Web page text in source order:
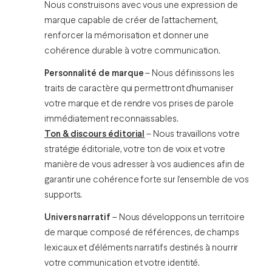
Nous construisons avec vous une expression de
marque capable de créer de l’attachement,
renforcer la mémorisation et donner une
cohérence durable à votre communication.
Personnalité de marque – Nous définissons les
traits de caractère qui permettront d’humaniser
votre marque et de rendre vos prises de parole
immédiatement reconnaissables.
Ton & discours éditorial – Nous travaillons votre
stratégie éditoriale, votre ton de voix et votre
manière de vous adresser à vos audiences afin de
garantir une cohérence forte sur l’ensemble de vos
supports.
Univers narratif – Nous développons un territoire
de marque composé de références, de champs
lexicaux et d’éléments narratifs destinés à nourrir
votre communication et votre identité.